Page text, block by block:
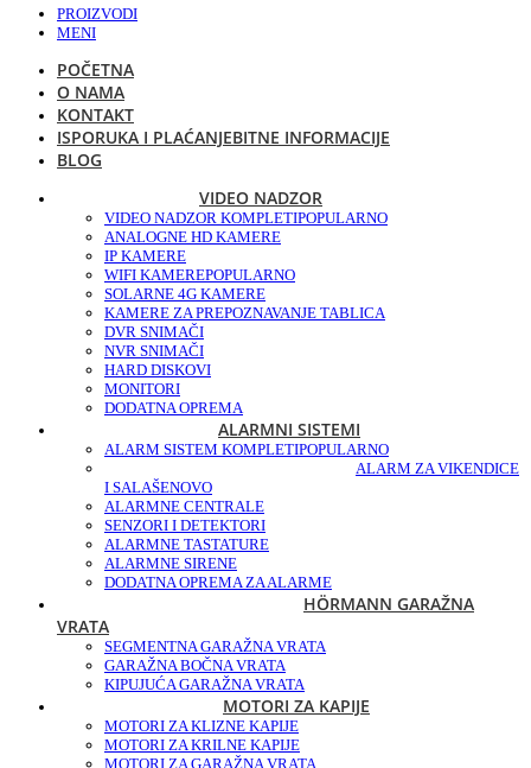
PROIZVODI
MENI
POČETNA
O NAMA
KONTAKT
ISPORUKA I PLAĆANJEBITNE INFORMACIJE
BLOG
VIDEO NADZOR
VIDEO NADZOR KOMPLETIPOPULARNO
ANALOGNE HD KAMERE
IP KAMERE
WIFI KAMEREPOPULARNO
SOLARNE 4G KAMERE
KAMERE ZA PREPOZNAVANJE TABLICA
DVR SNIMAČI
NVR SNIMAČI
HARD DISKOVI
MONITORI
DODATNA OPREMA
ALARMNI SISTEMI
ALARM SISTEM KOMPLETIPOPULARNO
ALARM ZA VIKENDICE
I SALAŠENOVO
ALARMNE CENTRALE
SENZORI I DETEKTORI
ALARMNE TASTATURE
ALARMNE SIRENE
DODATNA OPREMA ZA ALARME
HÖRMANN GARAŽNA
VRATA
SEGMENTNA GARAŽNA VRATA
GARAŽNA BOČNA VRATA
KIPUJUĆA GARAŽNA VRATA
MOTORI ZA KAPIJE
MOTORI ZA KLIZNE KAPIJE
MOTORI ZA KRILNE KAPIJE
MOTORI ZA GARAŽNA VRATA